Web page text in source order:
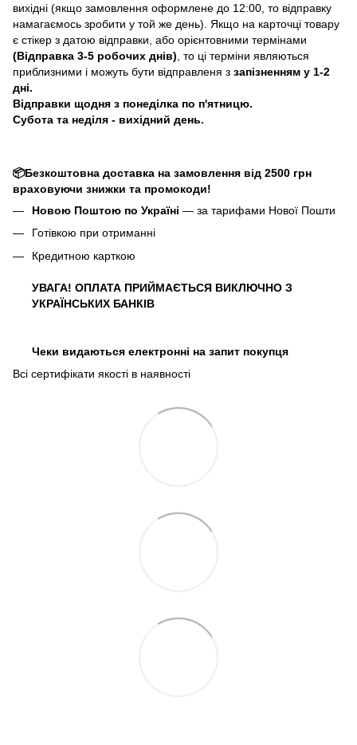
вихідні (якщо замовлення оформлене до 12:00, то відправку
намагаємось зробити у той же день). Якщо на карточці товару
є стікер з датою відправки, або орієнтовними термінами
(Відправка 3-5 робочих днів) , то ці терміни являються
приблизними і можуть бути відправленя з запізненням у 1-2
дні.
Відправки щодня з понеділка по п'ятницю.
Субота та неділя - вихідний день.
📦Безкоштовна доставка на замовлення від 2500 грн
враховуючи знижки та промокоди!
Новою Поштою по Україні — за тарифами Нової Пошти
Готівкою при отриманні
Кредитною карткою
УВАГА! ОПЛАТА ПРИЙМАЄТЬСЯ ВИКЛЮЧНО З
УКРАЇНСЬКИХ БАНКІВ
Чеки видаються електронні на запит покупця
Всі сертифікати якості в наявності